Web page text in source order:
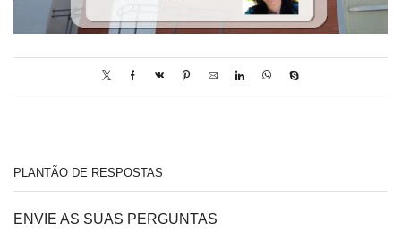
PLANTÃO DE RESPOSTAS
ENVIE AS SUAS PERGUNTAS